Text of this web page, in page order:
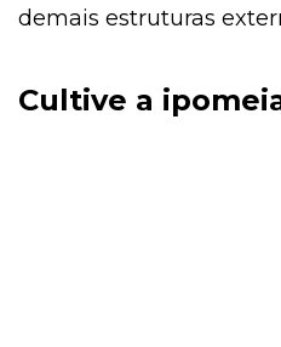
demais estruturas
Cultive a